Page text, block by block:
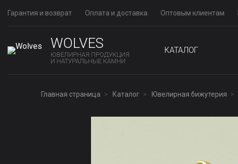
Гарантия и возврат Оплата и доставка Оптовым клиентам
WOLVES
ЮВЕЛИРНАЯ ПРОДУКЦИЯ
И НАТУРАЛЬНЫЕ КАМНИ
КАТАЛОГ
Главная страница Каталог Ювелирная бижутерия